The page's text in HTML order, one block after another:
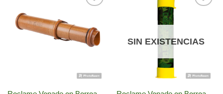
lista de
deseos
deseos
SIN EXISTENCIAS